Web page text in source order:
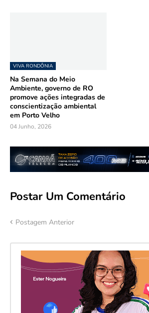
VIVA RONDÔNIA
Na Semana do Meio
Ambiente, governo de RO
promove ações integradas de
conscientização ambiental
em Porto Velho
04 Junho, 2026
Postar Um Comentário
Postagem Anterior